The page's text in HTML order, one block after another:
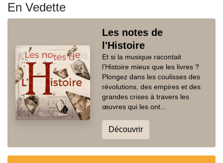
En Vedette
Les notes de
l'Histoire
Et si la musique racontait
l’Histoire mieux que les livres ?
Plongez dans les coulisses des
révolutions, des empires et des
grandes crises à travers les
œuvres qui les ont...
Découvrir